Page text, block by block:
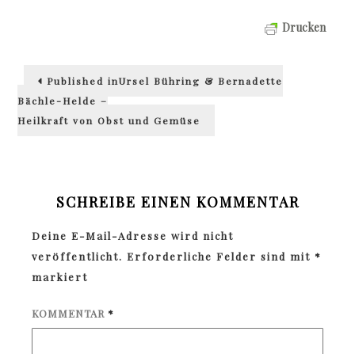
Drucken
Beitragsnavigation
Published inUrsel Bühring & Bernadette
Bächle-Helde –
Heilkraft von Obst und Gemüse
SCHREIBE EINEN KOMMENTAR
Deine E-Mail-Adresse wird nicht
veröffentlicht. Erforderliche Felder sind mit *
markiert
KOMMENTAR *